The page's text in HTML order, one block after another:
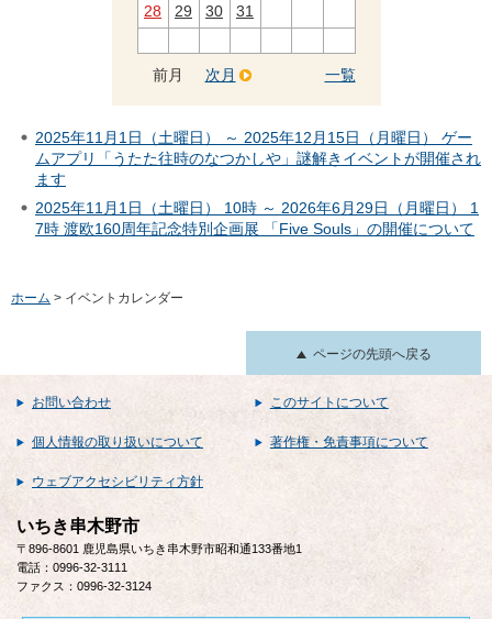
28
29 30 31
前月 一覧
次月
2025年11月1日（土曜日） ～ 2025年12月15日（月曜日） ゲー
ムアプリ「うたた往時のなつかしや」謎解きイベントが開催され
ます
2025年11月1日（土曜日） 10時 ～ 2026年6月29日（月曜日） 1
7時 渡欧160周年記念特別企画展 「Five Souls」の開催について
ホーム > イベントカレンダー
ページの先頭へ戻る
お問い合わせ このサイトについて
個人情報の取り扱いについて 著作権・免責事項について
ウェブアクセシビリティ方針
いちき串木野市
〒896-8601 鹿児島県いちき串木野市昭和通133番地1
電話：0996-32-3111
ファクス：0996-32-3124